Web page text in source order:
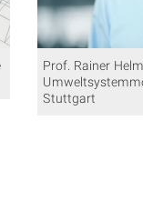
Prof. Rainer
Stuttgart